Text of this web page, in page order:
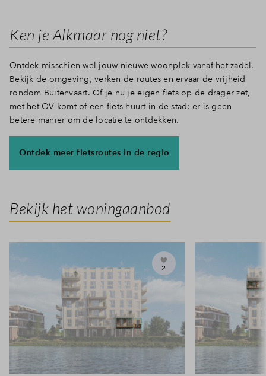
Ken je Alkmaar nog niet?
Ontdek misschien wel jouw nieuwe woonplek vanaf het zadel.
Bekijk de omgeving, verken de routes en ervaar de vrijheid
rondom Buitenvaart. Of je nu je eigen fiets op de drager zet,
met het OV komt of een fiets huurt in de stad: er is geen
betere manier om de locatie te ontdekken.
Ontdek meer fietsroutes in de regio
Bekijk het woningaanbod
2